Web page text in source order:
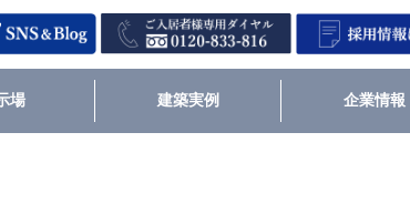
場 建築実例 企業情報